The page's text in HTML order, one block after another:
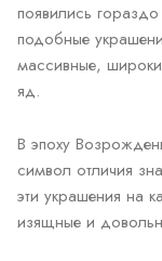
появились
подобные
массивные,
яд.
В эпоху
символ отличия
эти украшения на
изящные и